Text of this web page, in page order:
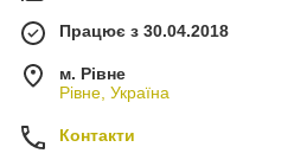
Працює з 30.04.2018
м. Рівне
Рівне, Україна
Контакти